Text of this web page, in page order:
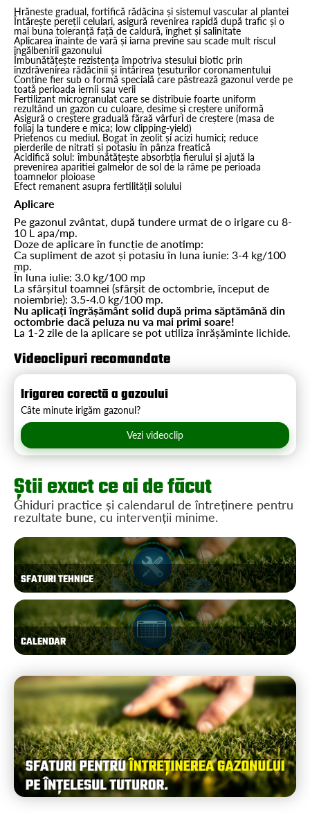
Hrăneste gradual, fortifică rădăcina și sistemul vascular al plantei
Întărește pereții celulari, asigură revenirea rapidă după trafic și o
mai buna toleranță față de caldură, înghet și salinitate
Aplicarea înainte de vară și iarna previne sau scade mult riscul
îngălbenirii gazonului
Îmbunătățește rezistența împotriva stesului biotic prin
înzdrăvenirea rădăcinii și întărirea țesuturilor coronamentului
Conține fier sub o formă specială care păstrează gazonul verde pe
toată perioada iernii sau verii
Fertilizant microgranulat care se distribuie foarte uniform
rezultând un gazon cu culoare, desime și creștere uniformă
Asigură o creștere graduală făraă vârfuri de creștere (masa de
foliaj la tundere e mica; low clipping-yield)
Prietenos cu mediul. Bogat în zeolit și acizi humici; reduce
pierderile de nitrati și potasiu în pânza freatică
Acidifică solul: îmbunătățește absorbția fierului și ajută la
prevenirea aparitiei galmelor de sol de la râme pe perioada
toamnelor ploioase
Efect remanent asupra fertilității solului
Aplicare
Pe gazonul zvântat, după tundere urmat de o irigare cu 8-
10 L apa/mp.
Doze de aplicare în funcție de anotimp:
Ca supliment de azot și potasiu în luna iunie: 3-4 kg/100
mp.
În luna iulie: 3.0 kg/100 mp
La sfârșitul toamnei (sfârșit de octombrie, început de
noiembrie): 3.5-4.0 kg/100 mp.
Nu aplicați îngrășământ solid după prima săptămână din
octombrie dacă peluza nu va mai primi soare!
La 1-2 zile de la aplicare se pot utiliza înrășăminte lichide.
Videoclipuri recomandate
Irigarea corectă a gazoului
Câte minute irigăm gazonul?
Vezi videoclip
Știi exact ce ai de făcut
Ghiduri practice și calendarul de întreținere pentru
rezultate bune, cu intervenții minime.
SFATURI TEHNICE
CALENDAR